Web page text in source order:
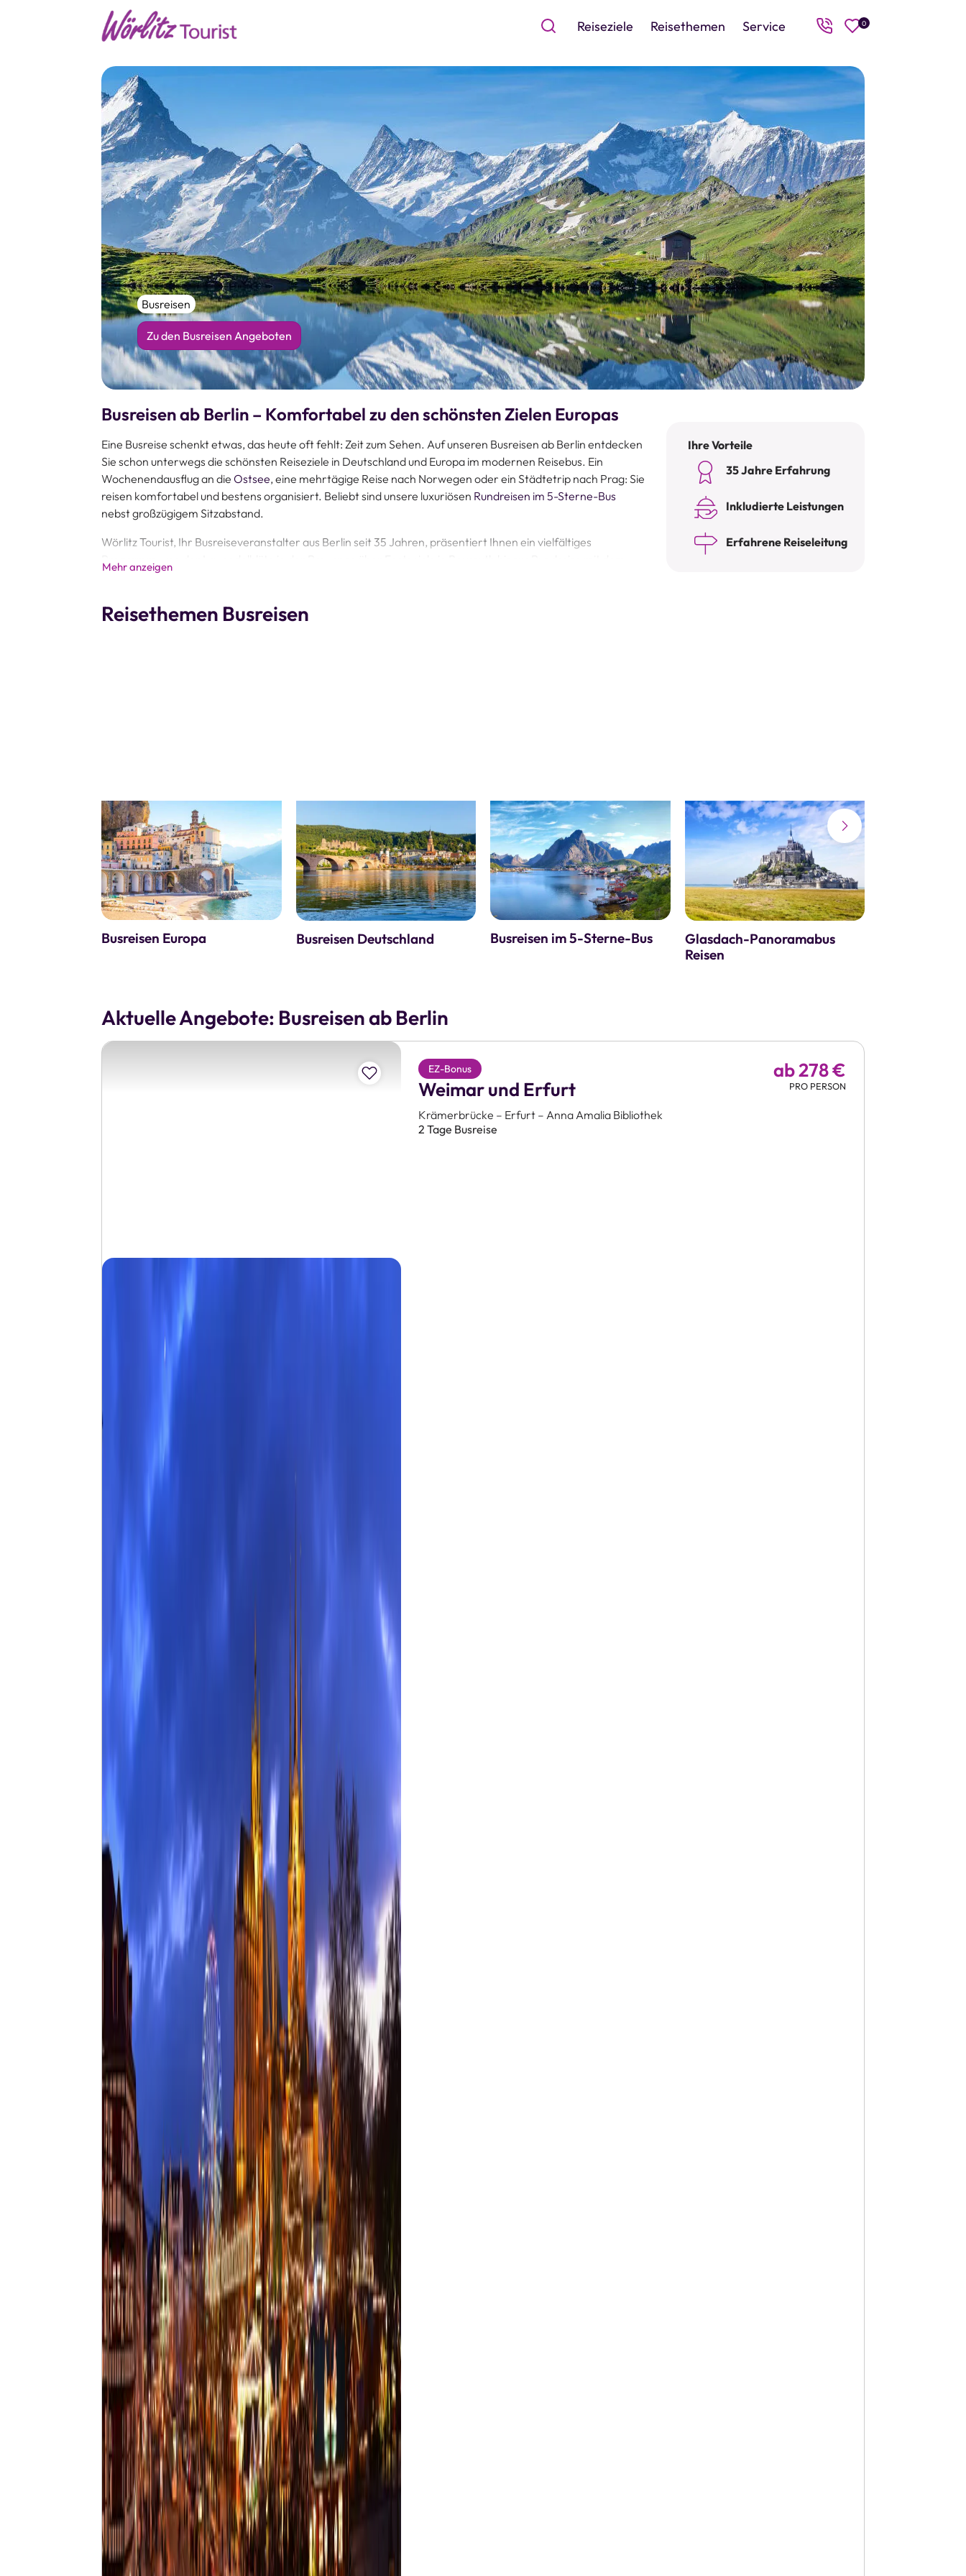
Reiseziele Reisethemen Service 0
Busreisen
Zu den Busreisen Angeboten
Busreisen ab Berlin – Komfortabel zu den schönsten Zielen Europas
Eine Busreise schenkt etwas, das heute oft fehlt: Zeit zum Sehen. Auf unseren Busreisen ab Berlin entdecken
Sie schon unterwegs die schönsten Reiseziele in Deutschland und Europa im modernen Reisebus. Ein
Wochenendausflug an die Ostsee, eine mehrtägige Reise nach Norwegen oder ein Städtetrip nach Prag: Sie
reisen komfortabel und bestens organisiert. Beliebt sind unsere luxuriösen Rundreisen im 5-Sterne-Bus
nebst großzügigem Sitzabstand.
Wörlitz Tourist, Ihr Busreiseveranstalter aus Berlin seit 35 Jahren, präsentiert Ihnen ein vielfältiges
Programm: von der Lavendelblüte in der Provence über Festspiele in Bayreuth bis zur Rundreise mit dem
Bus durch Südengland. Alle Europa-Busreisen beinhalten dabei neben der Fahrt auch Hotelübernachtungen
Dank professioneller Reisebegleitung und durchdachter Routen ist jede Busfahrt ein rundum gelungenes
Ihre Vorteile
35 Jahre Erfahrung
Inkludierte Leistungen
Erfahrene Reiseleitung
Mehr anzeigen
Reisethemen Busreisen
Busreisen Europa Busreisen Deutschland Busreisen im 5-Sterne-Bus
Glasdach-Panoramabus
Reisen
Aktuelle Angebote: Busreisen ab Berlin
Zur Merkliste hinzufügen
EZ-Bonus
2 Tage Busreise
Weimar und Erfurt
Krämerbrücke – Erfurt – Anna Amalia Bibliothek
ab 278 €
PRO PERSON